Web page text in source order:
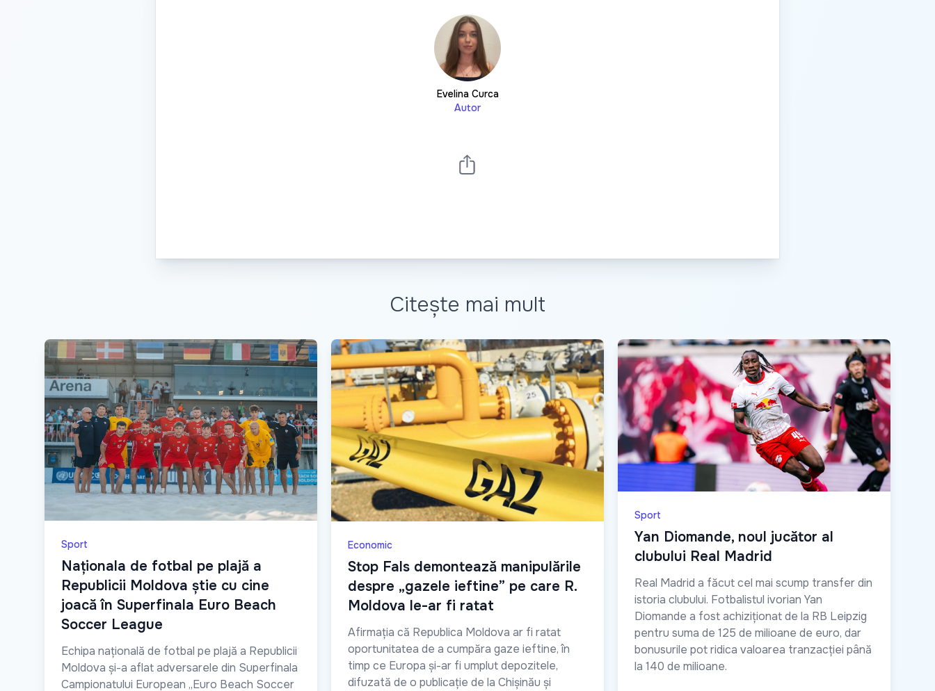
Evelina Curca
Autor
Citește mai mult
Sport
Naționala de fotbal pe plajă a
Republicii Moldova știe cu cine
joacă în Superfinala Euro Beach
Soccer League
Echipa națională de fotbal pe plajă a Republicii
Moldova și-a aflat adversarele din Superfinala
Campionatului European „Euro Beach Soccer
Economic
Stop Fals demontează manipulările
despre „gazele ieftine” pe care R.
Moldova le-ar fi ratat
Afirmația că Republica Moldova ar fi ratat
oportunitatea de a cumpăra gaze ieftine, în
timp ce Europa și-ar fi umplut depozitele,
difuzată de o publicație de la Chișinău și
Sport
Yan Diomande, noul jucător al
clubului Real Madrid
Real Madrid a făcut cel mai scump transfer din
istoria clubului. Fotbalistul ivorian Yan
Diomande a fost achiziționat de la RB Leipzig
pentru suma de 125 de milioane de euro, dar
bonusurile pot ridica valoarea tranzacției până
la 140 de milioane.